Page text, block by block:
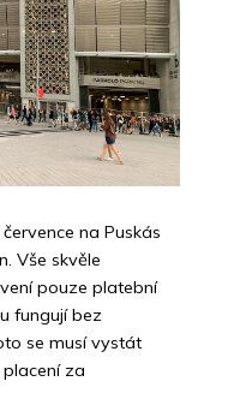
na Puskás
Vše skvěle
pouze platební
fungují bez
se musí vystát
za